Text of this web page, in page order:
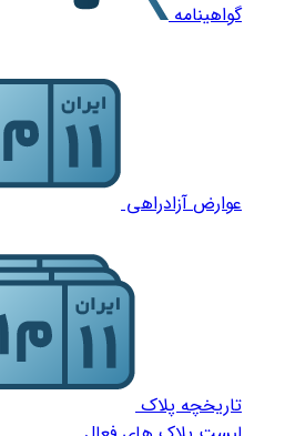
گواهینامه
عوارض آزادراهی
تاریخچه پلاک